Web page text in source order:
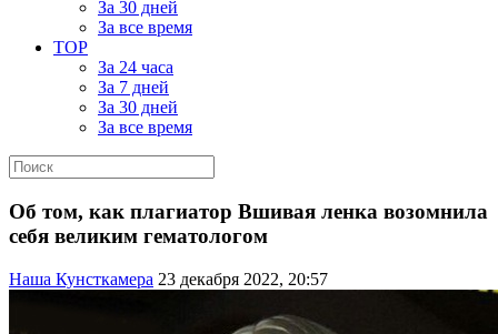
За 30 дней
За все время
TOP
За 24 часа
За 7 дней
За 30 дней
За все время
Об том, как плагиатор Вшивая ленка возомнила
себя великим гематологом
Наша Кунсткамера 23 декабря 2022, 20:57